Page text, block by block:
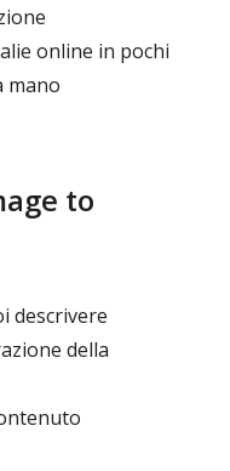
online in pochi
mano
to
descrivere
della